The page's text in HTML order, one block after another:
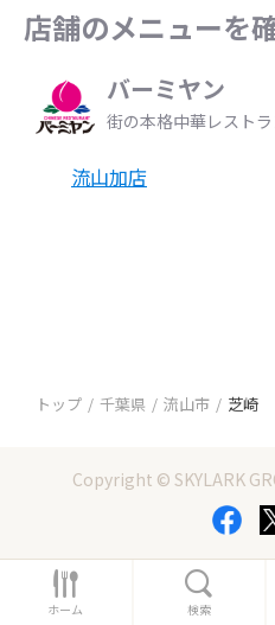
店舗のメニューを
バーミヤン
街の本格中華レスト
流山加店
トップ 千葉県 流山市 芝崎
Copyright © SKYLARK
ホ
ー
ホーム 索
検索